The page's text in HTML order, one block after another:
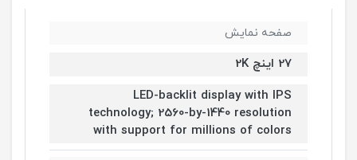
صفحه نمایش
27 اینچ 2K
LED-backlit display with IPS
technology; 2560-by-1440 resolution
with support for millions of colors